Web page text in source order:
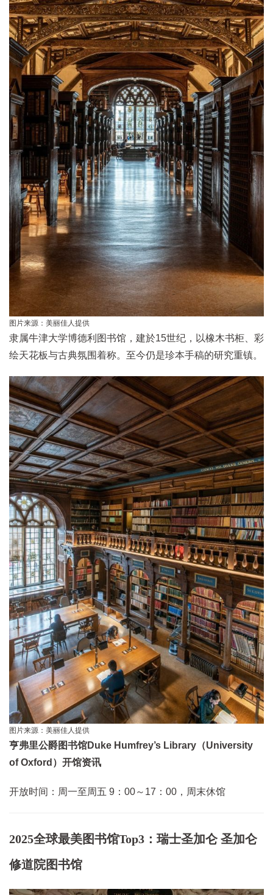
图片来源：美丽佳人提供
隶属牛津大学博德利图书馆，建於15世纪，以橡木书柜、彩
绘天花板与古典氛围着称。至今仍是珍本手稿的研究重镇。
图片来源：美丽佳人提供
亨弗里公爵图书馆Duke Humfrey’s Library（University
of Oxford）开馆资讯
开放时间：周一至周五 9：00～17：00，周末休馆
2025全球最美图书馆Top3：瑞士圣加仑 圣加仑
修道院图书馆